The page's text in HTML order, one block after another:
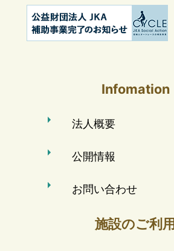
Infomation
法人概要
公開情報
お問い合わせ
施設のご利用